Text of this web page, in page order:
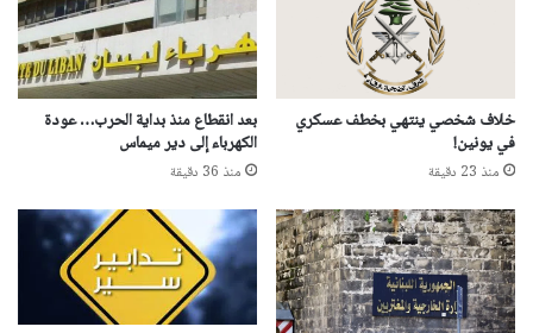
خلاف شخصي ينتهي بخطف عسكري
في يونين!
منذ 23 دقيقة
بعد انقطاع منذ بداية الحرب… عودة
الكهرباء إلى دير ميماس
منذ 36 دقيقة